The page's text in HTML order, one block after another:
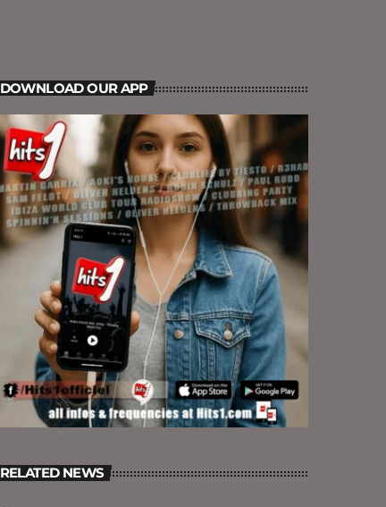
DOWNLOAD OUR APP
RELATED NEWS